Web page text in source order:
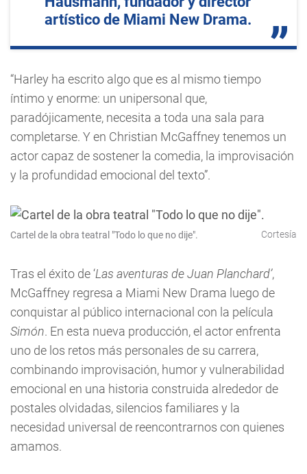
artístico de Miami New Drama.
“Harley ha escrito algo que es al mismo tiempo
íntimo y enorme: un unipersonal que,
paradójicamente, necesita a toda una sala para
completarse. Y en Christian McGaffney tenemos un
actor capaz de sostener la comedia, la improvisación
y la profundidad emocional del texto”.
Cartel de la obra teatral "Todo lo que no dije". Cortesía
Tras el éxito de ‘Las aventuras de Juan Planchard’,
McGaffney regresa a Miami New Drama luego de
conquistar al público internacional con la película
Simón. En esta nueva producción, el actor enfrenta
uno de los retos más personales de su carrera,
combinando improvisación, humor y vulnerabilidad
emocional en una historia construida alrededor de
postales olvidadas, silencios familiares y la
necesidad universal de reencontrarnos con quienes
amamos.